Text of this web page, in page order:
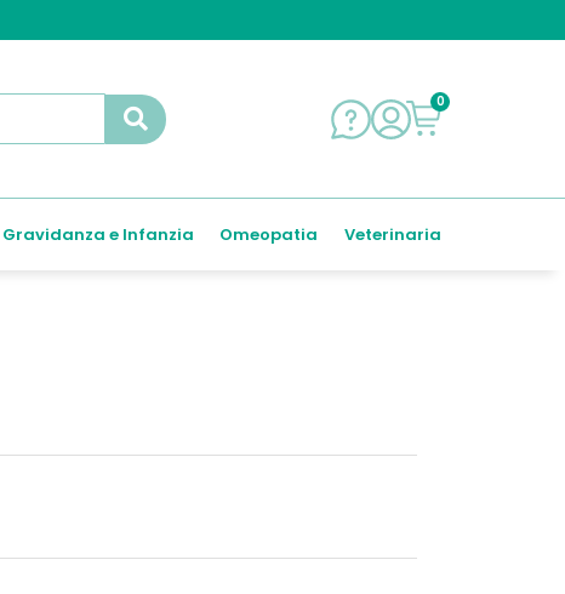
0
Gravidanza e Infanzia Omeopatia Veterinaria